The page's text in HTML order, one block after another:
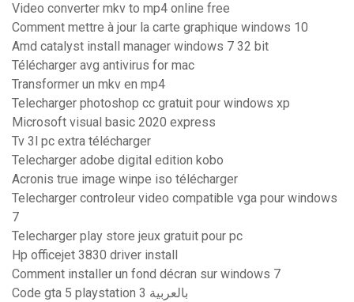
Video converter mkv to mp4 online free
Comment mettre à jour la carte graphique windows 10
Amd catalyst install manager windows 7 32 bit
Télécharger avg antivirus for mac
Transformer un mkv en mp4
Telecharger photoshop cc gratuit pour windows xp
Microsoft visual basic 2020 express
Tv 3l pc extra télécharger
Telecharger adobe digital edition kobo
Acronis true image winpe iso télécharger
Telecharger controleur video compatible vga pour windows
7
Telecharger play store jeux gratuit pour pc
Hp officejet 3830 driver install
Comment installer un fond décran sur windows 7
Code gta 5 playstation 3 بالعربية